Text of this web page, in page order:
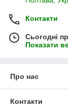
Контакти
Сьогодні
Показати
Про нас
Контакти